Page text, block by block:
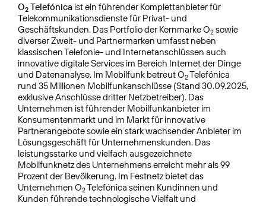
O2 Telefónica ist ein führender Komplettanbieter für
Telekommunikationsdienste für Privat- und
Geschäftskunden. Das Portfolio der Kernmarke O2 sowie
diverser Zweit- und Partnermarken umfasst neben
klassischen Telefonie- und Internetanschlüssen auch
innovative digitale Services im Bereich Internet der Dinge
und Datenanalyse. Im Mobilfunk betreut O2Telefónica
rund 35 Millionen Mobilfunkanschlüsse (Stand 30.09.2025,
exklusive Anschlüsse dritter Netzbetreiber). Das
Unternehmen ist führender Mobilfunkanbieter im
Konsumentenmarkt und im Markt für innovative
Partnerangebote sowie ein stark wachsender Anbieter im
Lösungsgeschäft für Unternehmenskunden. Das
leistungsstarke und vielfach ausgezeichnete
Mobilfunknetz des Unternehmens erreicht mehr als 99
Prozent der Bevölkerung. Im Festnetz bietet das
Unternehmen O2Telefónica seinen Kundinnen und
Kunden führende technologische Vielfalt und